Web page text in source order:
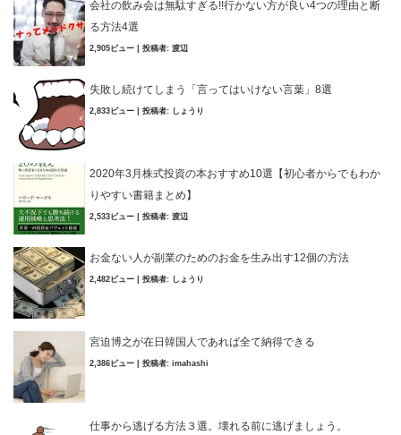
会社の飲み会は無駄すぎる!!行かない方が良い4つの理由と断
る方法4選
2,905ビュー 投稿者: 渡辺
失敗し続けてしまう「言ってはいけない言葉」8選
2,833ビュー 投稿者: しょうり
2020年3月株式投資の本おすすめ10選【初心者からでもわか
りやすい書籍まとめ】
2,533ビュー 投稿者: 渡辺
お金ない人が副業のためのお金を生み出す12個の方法
2,482ビュー 投稿者: しょうり
宮迫博之が在日韓国人であれば全て納得できる
2,386ビュー 投稿者: imahashi
仕事から逃げる方法３選。壊れる前に逃げましょう。